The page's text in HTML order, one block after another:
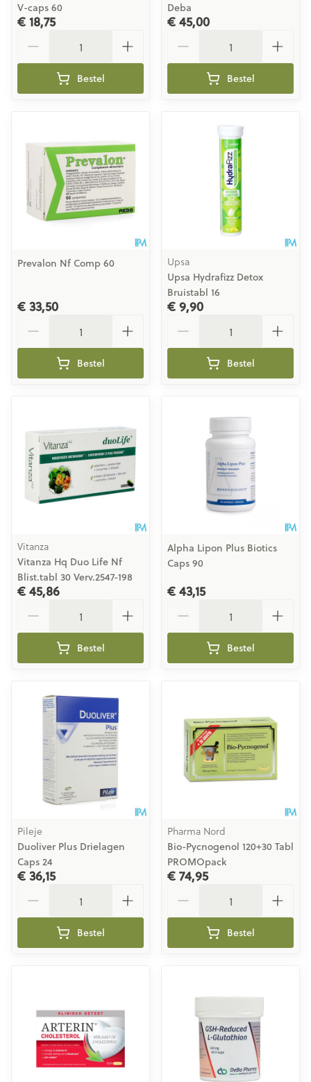
V-caps 60
€ 18,75
Bestel
Deba
€ 45,00
Bestel
Prevalon Nf Comp 60
€ 33,50
Bestel
Upsa
Upsa Hydrafizz Detox
Bruistabl 16
€ 9,90
Bestel
Vitanza
Vitanza Hq Duo Life Nf
Blist.tabl 30 Verv.2547-198
€ 45,86
Bestel
Alpha Lipon Plus Biotics
Caps 90
€ 43,15
Bestel
Pileje
Duoliver Plus Drielagen
Caps 24
€ 36,15
Bestel
Pharma Nord
Bio-Pycnogenol 120+30 Tabl
PROMOpack
€ 74,95
Bestel